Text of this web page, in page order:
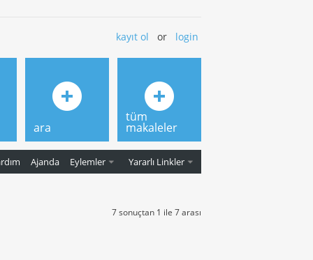
kayıt ol or login
Ajanda Eylemler Yararlı Linkler
ara
tüm
makaleler
7 sonuçtan 1 ile 7 arası